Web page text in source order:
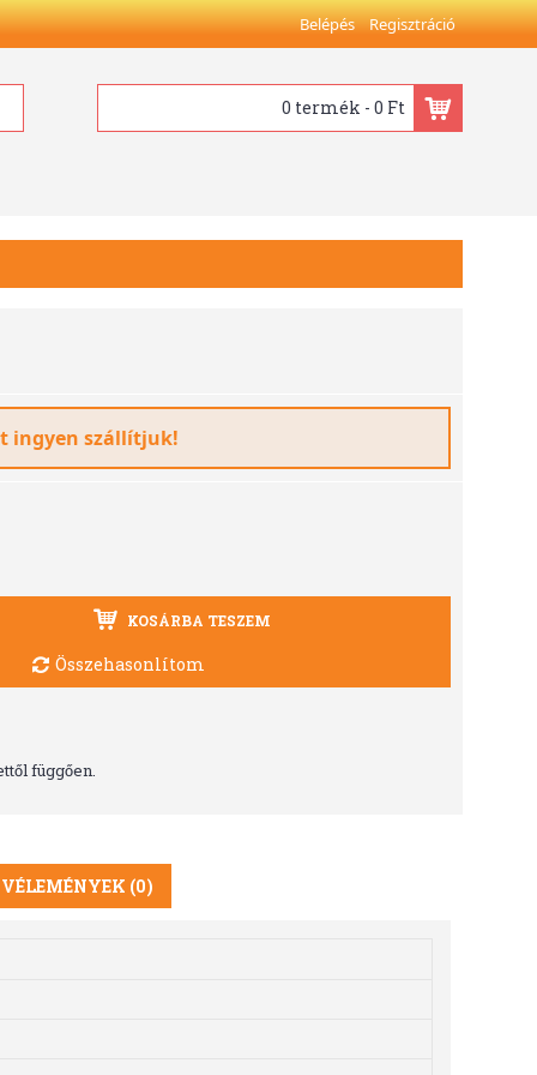
Belépés Regisztráció
0 termék - 0 Ft
ingyen szállítjuk!
KOSÁRBA TESZEM
Összehasonlítom
függően.
VÉLEMÉNYEK (0)